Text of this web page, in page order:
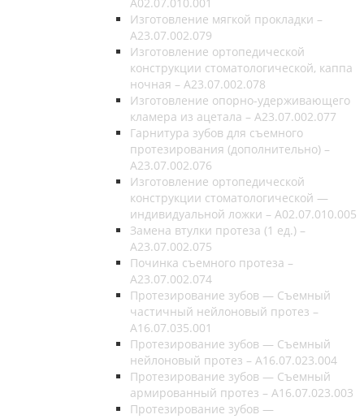
Изготовление мягкой прокладки –
A23.07.002.079
Изготовление ортопедической
конструкции стоматологической, каппа
ночная – A23.07.002.078
Изготовление опорно-удерживающего
кламера из ацетала – A23.07.002.077
Гарнитура зубов для съемного
протезирования (дополнительно) –
A23.07.002.076
Изготовление ортопедической
конструкции стоматологической —
индивидуальной ложки – A02.07.010.005
Замена втулки протеза (1 ед.) –
A23.07.002.075
Починка съемного протеза –
A23.07.002.074
Протезирование зубов — Съемный
частичный нейлоновый протез –
A16.07.035.001
Протезирование зубов — Съемный
нейлоновый протез – A16.07.023.004
Протезирование зубов — Съемный
армированный протез – A16.07.023.003
Протезирование зубов —